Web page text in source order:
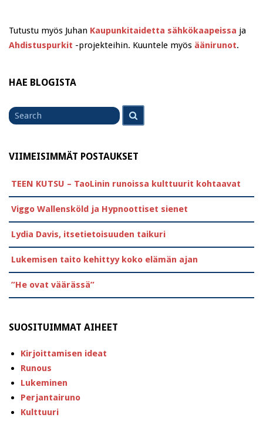
Tutustu myös Juhan Kaupunkitaidetta sähkökaapeissa ja
Ahdistuspurkit -projekteihin. Kuuntele myös äänirunot.
HAE BLOGISTA
for
VIIMEISIMMÄT POSTAUKSET
TEEN KUTSU – TaoLinin runoissa kulttuurit kohtaavat
Viggo Wallensköld ja Hypnoottiset sienet
Lydia Davis, itsetietoisuuden taikuri
Lukemisen taito kehittyy koko elämän ajan
”He ovat väärässä”
SUOSITUIMMAT AIHEET
Kirjoittamisen ideat
Runous
Lukeminen
Perjantairuno
Kulttuuri